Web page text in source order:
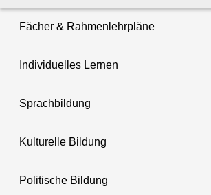
Fächer & Rahmenlehrpläne
Individuelles Lernen
Sprachbildung
Kulturelle Bildung
Politische Bildung